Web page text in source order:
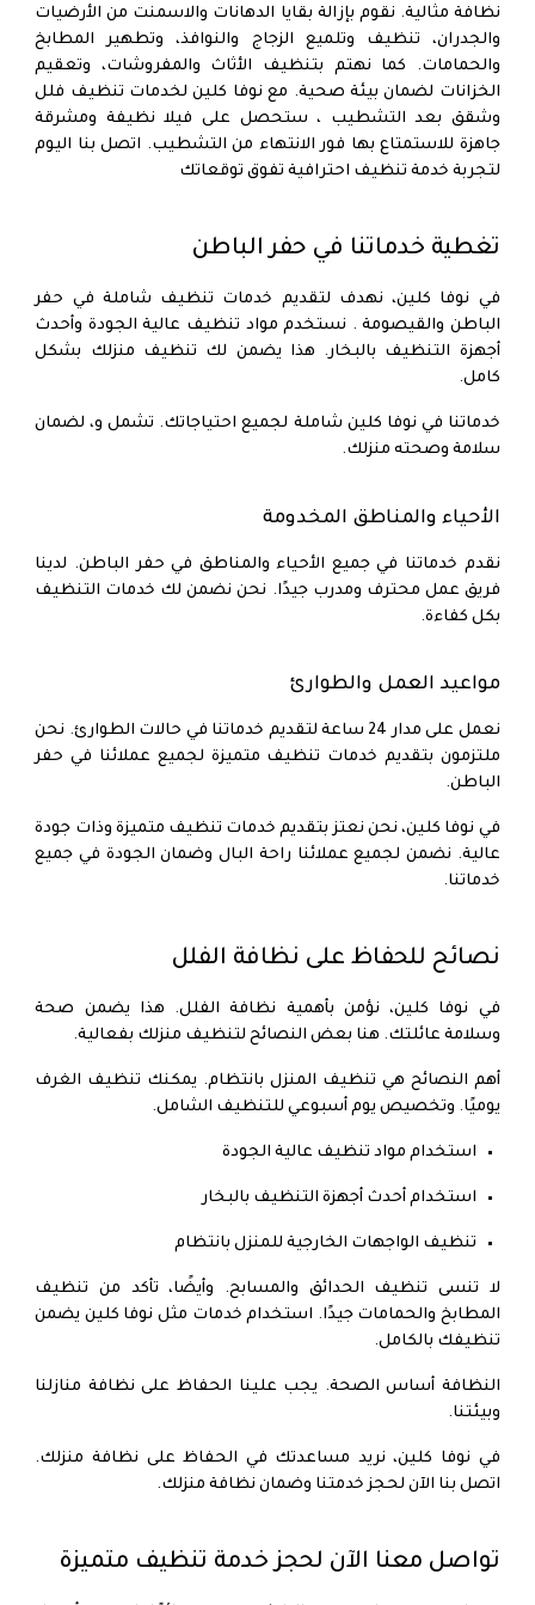
نظافة مثالية. نقوم بإزالة بقايا الدهانات والاسمنت من الأرضيات
والجدران، تنظيف وتلميع الزجاج والنوافذ، وتطهير المطابخ
والحمامات. كما نهتم بتنظيف الأثاث والمفروشات، وتعقيم
الخزانات لضمان بيئة صحية. مع نوفا كلين لخدمات تنظيف فلل
وشقق بعد التشطيب ، ستحصل على فيلا نظيفة ومشرقة
جاهزة للاستمتاع بها فور الانتهاء من التشطيب. اتصل بنا اليوم
لتجربة خدمة تنظيف احترافية تفوق توقعاتك
تغطية خدماتنا في حفر الباطن
في نوفا كلين، نهدف لتقديم خدمات تنظيف شاملة في حفر
الباطن والقيصومة . نستخدم مواد تنظيف عالية الجودة وأحدث
أجهزة التنظيف بالبخار. هذا يضمن لك تنظيف منزلك بشكل
كامل.
خدماتنا في نوفا كلين شاملة لجميع احتياجاتك. تشمل و، لضمان
سلامة وصحته منزلك.
الأحياء والمناطق المخدومة
نقدم خدماتنا في جميع الأحياء والمناطق في حفر الباطن. لدينا
فريق عمل محترف ومدرب جيدًا. نحن نضمن لك خدمات التنظيف
بكل كفاءة.
مواعيد العمل والطوارئ
نعمل على مدار 24 ساعة لتقديم خدماتنا في حالات الطوارئ. نحن
ملتزمون بتقديم خدمات تنظيف متميزة لجميع عملائنا في حفر
الباطن.
في نوفا كلين، نحن نعتز بتقديم خدمات تنظيف متميزة وذات جودة
عالية. نضمن لجميع عملائنا راحة البال وضمان الجودة في جميع
خدماتنا.
نصائح للحفاظ على نظافة الفلل
في نوفا كلين، نؤمن بأهمية نظافة الفلل. هذا يضمن صحة
وسلامة عائلتك. هنا بعض النصائح لتنظيف منزلك بفعالية.
أهم النصائح هي تنظيف المنزل بانتظام. يمكنك تنظيف الغرف
يوميًا. وتخصيص يوم أسبوعي للتنظيف الشامل.
استخدام مواد تنظيف عالية الجودة
استخدام أحدث أجهزة التنظيف بالبخار
تنظيف الواجهات الخارجية للمنزل بانتظام
لا تنسى تنظيف الحدائق والمسابح. وأيضًا، تأكد من تنظيف
المطابخ والحمامات جيدًا. استخدام خدمات مثل نوفا كلين يضمن
تنظيفك بالكامل.
النظافة أساس الصحة. يجب علينا الحفاظ على نظافة منازلنا
وبيئتنا.
في نوفا كلين، نريد مساعدتك في الحفاظ على نظافة منزلك.
اتصل بنا الآن لحجز خدمتنا وضمان نظافة منزلك.
تواصل معنا الآن لحجز خدمة تنظيف متميزة